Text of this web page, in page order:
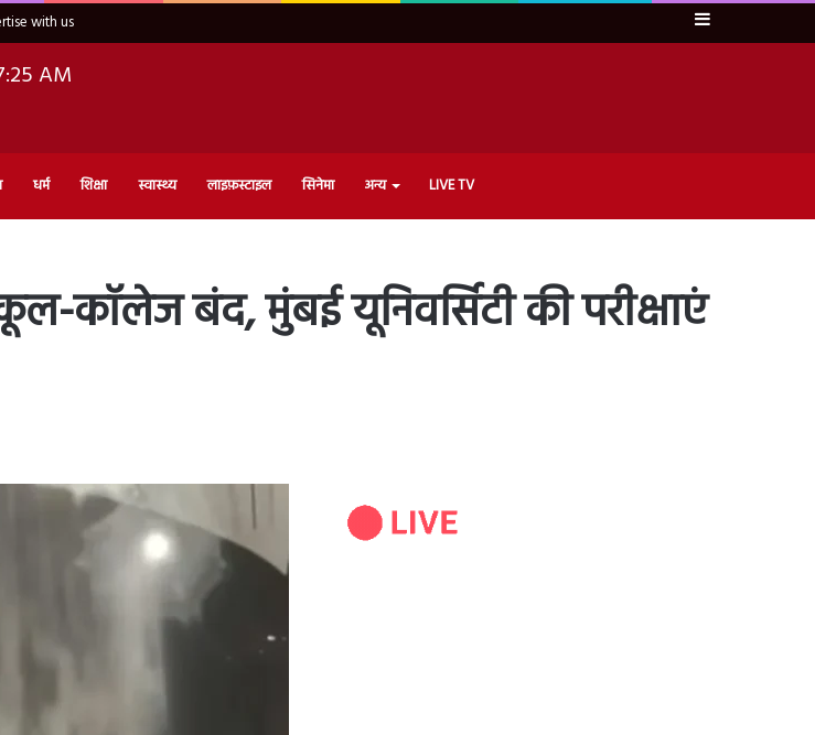
with us Sidebar
AM
धर्म शिक्षा स्वास्थ्य लाइफ़स्टाइल सिनेमा अन्य LIVE TV
कॉलेज बंद, मुंबई यूनिवर्सिटी की परीक्षाएं